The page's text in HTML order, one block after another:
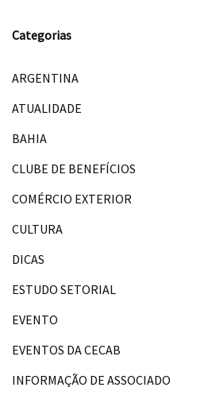
Categorias
ARGENTINA
ATUALIDADE
BAHIA
CLUBE DE BENEFÍCIOS
COMÉRCIO EXTERIOR
CULTURA
DICAS
ESTUDO SETORIAL
EVENTO
EVENTOS DA CECAB
INFORMAÇÃO DE ASSOCIADO